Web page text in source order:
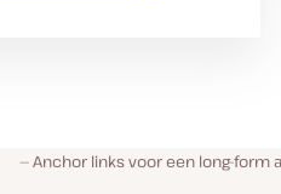
Anchor links voor een long-form